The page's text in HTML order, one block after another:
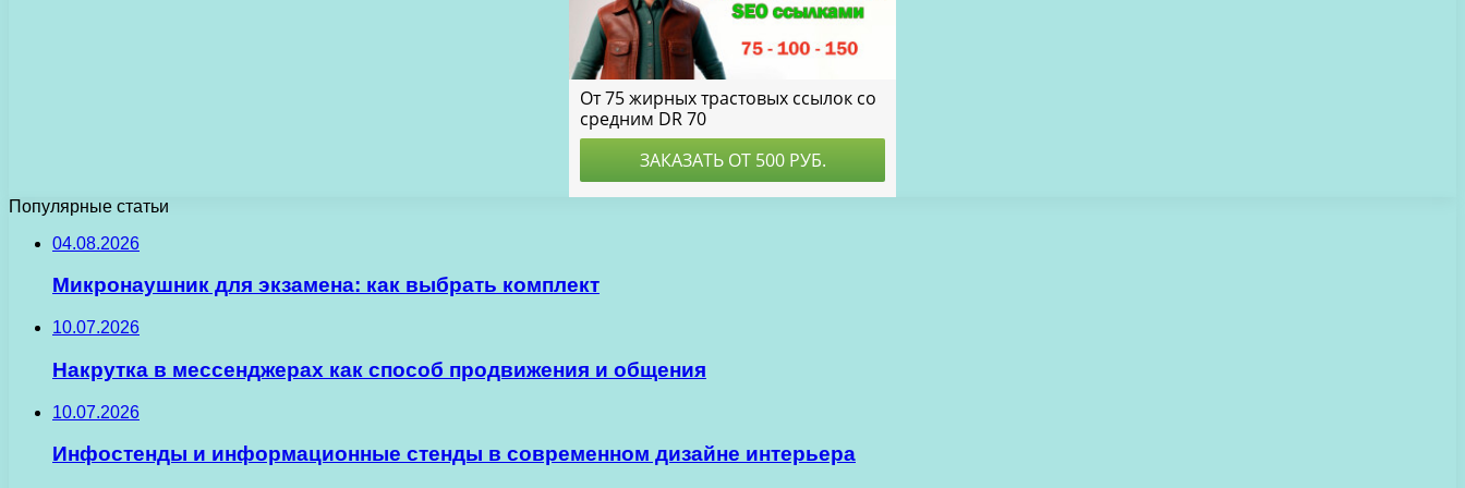
Популярные статьи
04.08.2026
Микронаушник для экзамена: как выбрать комплект
10.07.2026
Накрутка в мессенджерах как способ продвижения и общения
10.07.2026
Инфостенды и информационные стенды в современном дизайне интерьера